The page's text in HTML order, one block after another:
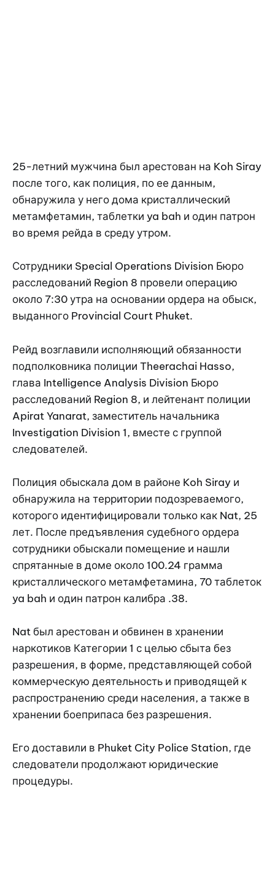
25-летний мужчина был арестован на Koh Siray
после того, как полиция, по ее данным,
обнаружила у него дома кристаллический
метамфетамин, таблетки ya bah и один патрон
во время рейда в среду утром.
Сотрудники Special Operations Division Бюро
расследований Region 8 провели операцию
около 7:30 утра на основании ордера на обыск,
выданного Provincial Court Phuket.
Рейд возглавили исполняющий обязанности
подполковника полиции Theerachai Hasso,
глава Intelligence Analysis Division Бюро
расследований Region 8, и лейтенант полиции
Apirat Yanarat, заместитель начальника
Investigation Division 1, вместе с группой
следователей.
Полиция обыскала дом в районе Koh Siray и
обнаружила на территории подозреваемого,
которого идентифицировали только как Nat, 25
лет. После предъявления судебного ордера
сотрудники обыскали помещение и нашли
спрятанные в доме около 100.24 грамма
кристаллического метамфетамина, 70 таблеток
ya bah и один патрон калибра .38.
Nat был арестован и обвинен в хранении
наркотиков Категории 1 с целью сбыта без
разрешения, в форме, представляющей собой
коммерческую деятельность и приводящей к
распространению среди населения, а также в
хранении боеприпаса без разрешения.
Его доставили в Phuket City Police Station, где
следователи продолжают юридические
процедуры.